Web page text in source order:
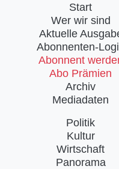
Start
Wer wir sind
Aktuelle
Abonnenten-
Abonnent
Abo Prämien
Archiv
Mediadaten
Politik
Kultur
Wirtschaft
Panorama